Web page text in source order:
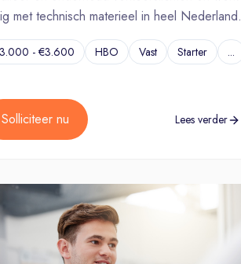
met technisch materieel in heel Nederland.
- €3.600 HBO Vast Starter ...
Solliciteer nu Lees verder